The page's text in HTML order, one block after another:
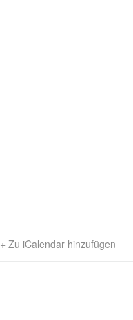
+ Zu iCalendar hinzufügen